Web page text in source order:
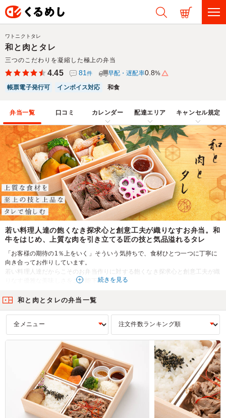
和と肉とタレ
三つのこだわりを凝縮した極上の弁当
ワトニクトタレ
4.45 81件 早配・遅配率0.8%
帳票電子発行可
インボイス対応 和食
弁当一覧 口コミ カレンダー 配達エリア キャンセル規定
若い料理人達の飽くなき探求心と創意工夫が織りなすお弁当。和
牛をはじめ、上質な肉を引き立てる匠の技と気品溢れるタレ
「お客様の期待の1％上をいく」そういう気持ちで、食材ひとつ一つに丁寧に
向き合ってお作りしています。
若い料理人達だからこそのお弁当作りに対する飽くなき探求心と創意工夫が織
りなす優雅な美味しさをご堪能下さい。
な彩り、全ての食材を手作りで仕上げた味、食感、そんな五感を楽しんで頂け
続きを見る
和と肉とタレの弁当一覧